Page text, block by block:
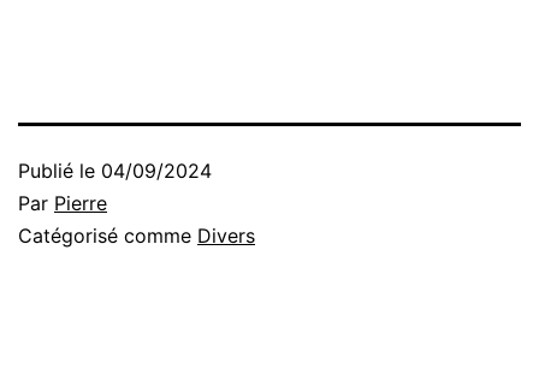
Publié le 04/09/2024
Par Pierre
Catégorisé comme Divers